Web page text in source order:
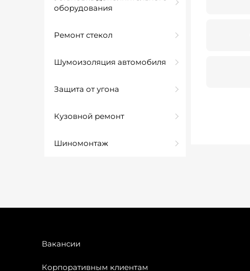
оборудования
Ремонт стекол
Шумоизоляция автомобиля
Защита от угона
Кузовной ремонт
Шиномонтаж
Вакансии
Корпоративным клиентам